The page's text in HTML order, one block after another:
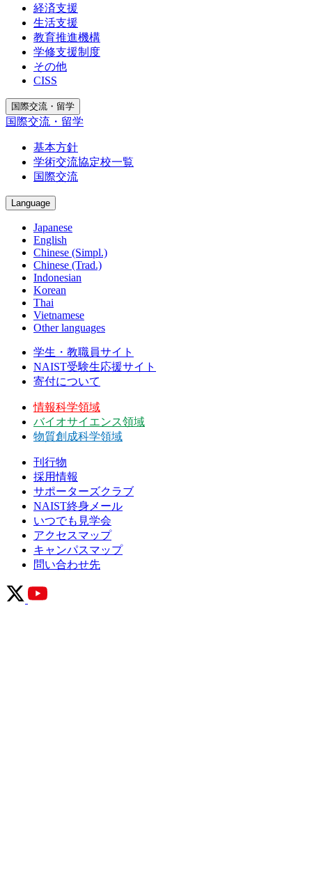
経済支援
生活支援
教育推進機構
学修支援制度
その他
CISS
国際交流・留学
国際交流・留学
基本方針
学術交流協定校一覧
国際交流
Language
Japanese
English
Chinese (Simpl.)
Chinese (Trad.)
Indonesian
Korean
Thai
Vietnamese
Other languages
学生・教職員サイト
NAIST受験生応援サイト
寄付について
情報科学領域
バイオサイエンス領域
物質創成科学領域
刊行物
採用情報
サポーターズクラブ
NAIST終身メール
いつでも見学会
アクセスマップ
キャンパスマップ
問い合わせ先